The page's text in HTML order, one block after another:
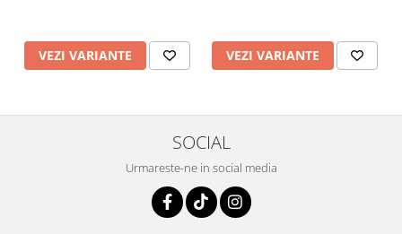
VEZI VARIANTE VEZI VARIANTE
SOCIAL
Urmareste-ne in social media